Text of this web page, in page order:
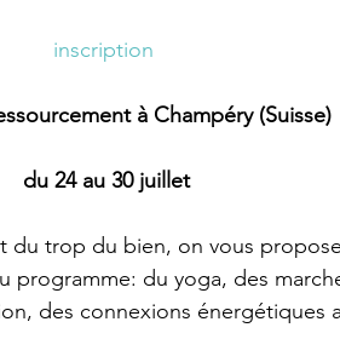
inscription
à Champéry (Suisse)
du 24 au 30 juillet
du trop du bien, on vous
programme: du yoga, des
des connexions énergétiques